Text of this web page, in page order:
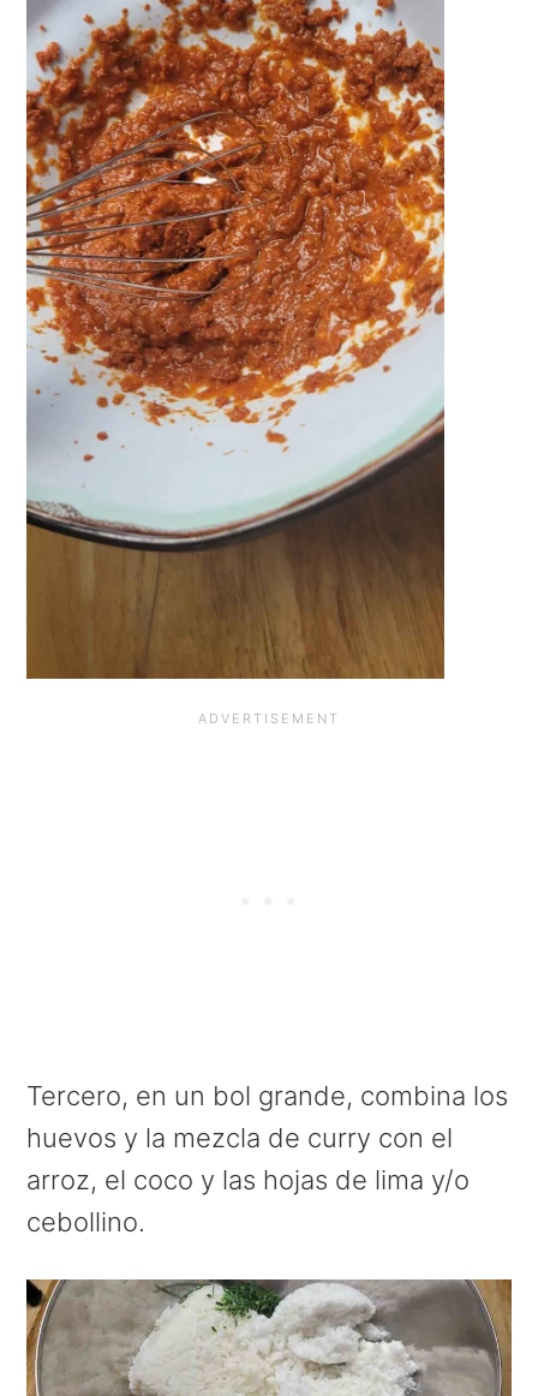
Tercero, en un bol grande, combina los
huevos y la mezcla de curry con el
arroz, el coco y las hojas de lima y/o
cebollino.